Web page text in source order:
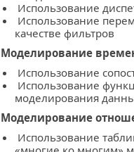
Использование
Использование
качестве фильтров
Моделирование
Использование
Использование
моделирования
Моделирование
Использование